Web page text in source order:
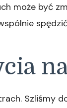
może być
Szliśmy